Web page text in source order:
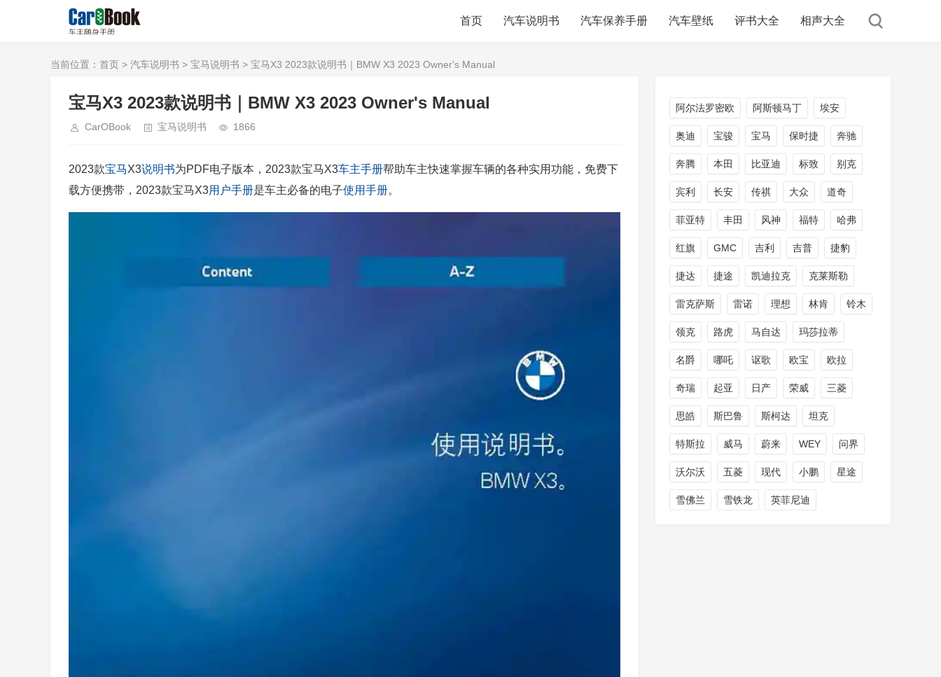
首页 汽车说明书 汽车保养手册 汽车壁纸 评书大全 相声大全
当前位置： 首页 > 汽车说明书 > 宝马说明书 > 宝马X3 2023款说明书｜BMW X3 2023 Owner's Manual
宝马X3 2023款说明书｜BMW X3 2023 Owner's Manual
CarOBook 宝马说明书 1866
2023款宝马X3说明书为PDF电子版本，2023款宝马X3车主手册帮助车主快速掌握车辆的各种实用功能，免费下
载方便携带，2023款宝马X3用户手册是车主必备的电子使用手册。
阿尔法罗密欧 阿斯顿马丁 埃安
奥迪 宝骏 宝马 保时捷 奔驰
奔腾 本田 比亚迪 标致 别克
宾利 长安 传祺 大众 道奇
菲亚特 丰田 风神 福特 哈弗
红旗 GMC 吉利 吉普 捷豹
捷达 捷途 凯迪拉克 克莱斯勒
雷克萨斯 雷诺 理想 林肯 铃木
领克 路虎 马自达 玛莎拉蒂
名爵 哪吒 讴歌 欧宝 欧拉
奇瑞 起亚 日产 荣威 三菱
思皓 斯巴鲁 斯柯达 坦克
特斯拉 威马 蔚来 WEY 问界
沃尔沃 五菱 现代 小鹏 星途
雪佛兰 雪铁龙 英菲尼迪